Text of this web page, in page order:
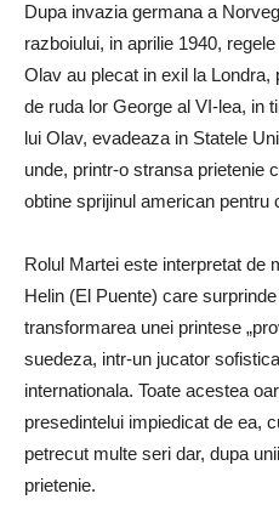
Dupa invazia germana a
razboiului, in aprilie 1940,
Olav au plecat in exil la
de ruda lor George al VI-lea, in
lui Olav, evadeaza in Statele
unde, printr-o stransa prietenie
obtine sprijinul american pentru
Rolul Martei este interpretat de
Helin (El Puente) care
transformarea unei printese
suedeza, intr-un jucator
internationala. Toate acestea
presedintelui impiedicat de ea,
petrecut multe seri dar, dupa
prietenie.